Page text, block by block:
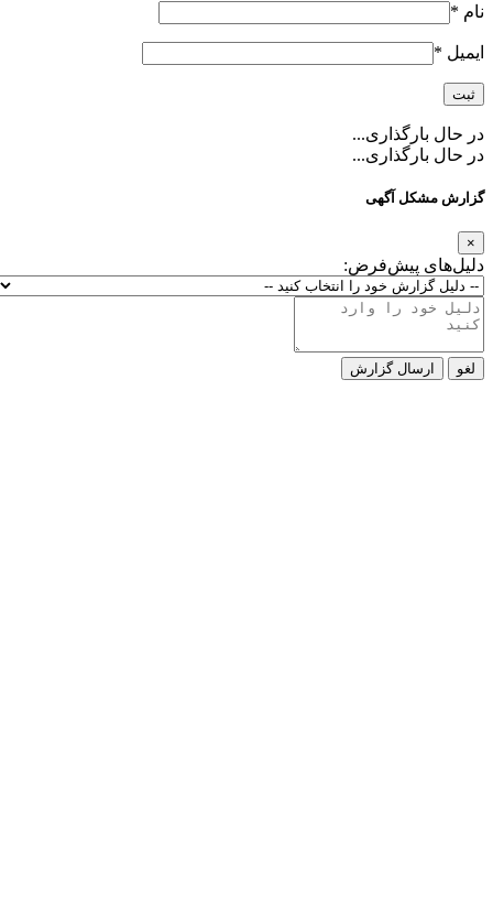
نام *
ایمیل *
در حال بارگذاری...
در حال بارگذاری...
گزارش مشکل آگهی
×
دلیل‌های پیش‌فرض:
لغو ارسال گزارش